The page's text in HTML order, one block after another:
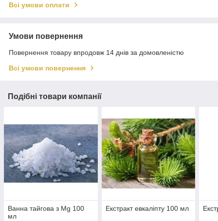
Всі умови оплати
Умови повернення
Повернення товару впродовж 14 днів за домовленістю
Всі умови повернення
Подібні товари компанії
Ванна тайгова з Mg 100
мл
Екстракт евкаліпту 100 мл